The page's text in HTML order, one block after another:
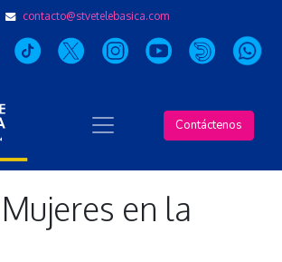
contacto@stvetelebasica.com
Contáctenos
en la